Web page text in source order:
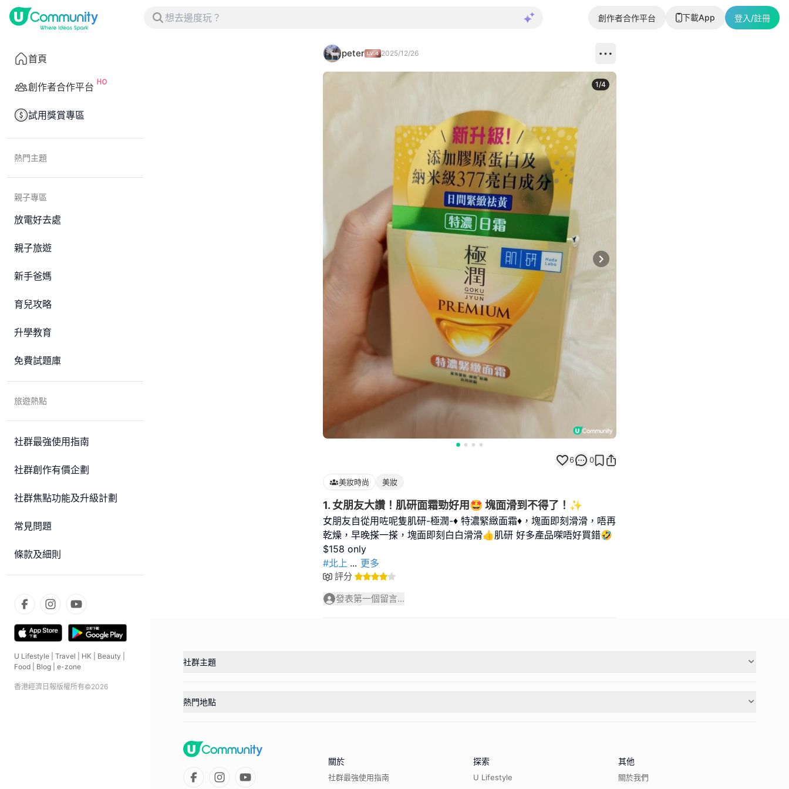
創作者合作平台 下載App 登入/註冊
首頁
創作者合作平台
試用獎賞專區
熱門主題
親子專區
放電好去處
親子旅遊
新手爸媽
育兒攻略
升學教育
免費試題庫
旅遊熱點
社群最強使用指南
社群創作有價企劃
社群焦點功能及升級計劃
常見問題
條款及細則
U Lifestyle Travel HK Beauty
Food
Blog e-zone
香港經濟日報版權所有©2026
peter 2025/12/26
Next slide
1/4
6 0
美妝時尚 美妝
1. 女朋友大讚！肌研面霜勁好用🤩 塊面滑到不得了！✨
女朋友自從用咗呢隻肌研-極潤-♦️ 特濃緊緻面霜♦️，塊面即刻滑滑，唔再
乾燥，早晚搽一搽，塊面即刻白白滑滑👍肌研 好多產品㗎唔好買錯🤣
#北上 ... 更多
評分
發表第一個留言...
社群主題
熱門地點
關於
社群最強使用指南
探索
U Lifestyle
其他
關於我們